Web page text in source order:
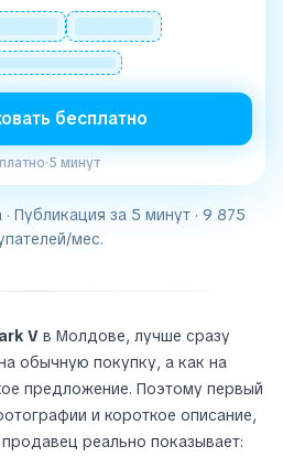
бесплатно
·5 минут
Публикация за 5 минут · 9 875
мес.
V в Молдове, лучше сразу
обычную покупку, а как на
предложение. Поэтому первый
и короткое описание,
реально показывает: